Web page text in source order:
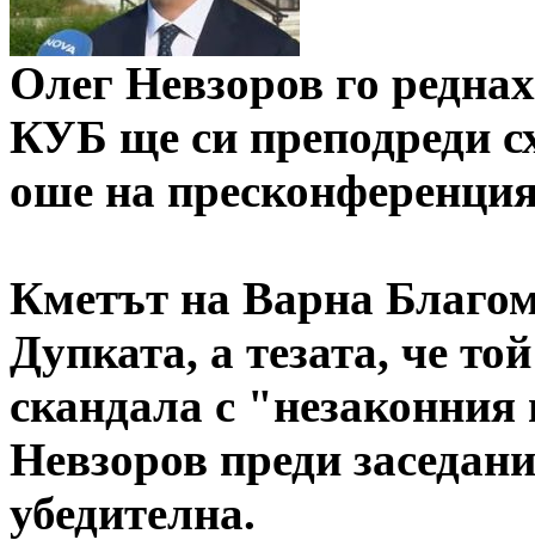
Олег Невзоров го
КУБ ще си преподреди
оше на
Кметът на Варна
Дупката, а тезата, че
скандала с
Невзоров преди
убедителна.